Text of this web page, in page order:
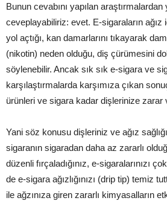
Bunun cevabını yapılan
ceveplayabiliriz: evet. E-sigaraların ağız
yol açtığı, kan damarlarını tıkayarak
(nikotin) neden olduğu, diş çürümesini
söylenebilir. Ancak sık sık e-sigara ve
karşılaştırmalarda karşımıza çıkan
ürünleri ve sigara kadar dişlerinize zarar
Yani söz konusu dişleriniz ve ağız
sigaranın sigaradan daha az zararlı
düzenli fırçaladığınız, e-sigaralarınızı
de e-sigara ağızlığınızı (drip tip) temiz
ile ağzınıza giren zararlı kimyasalların